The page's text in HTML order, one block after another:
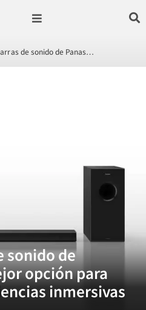
de sonido de Panas…
sonido de
opción para
inmersivas